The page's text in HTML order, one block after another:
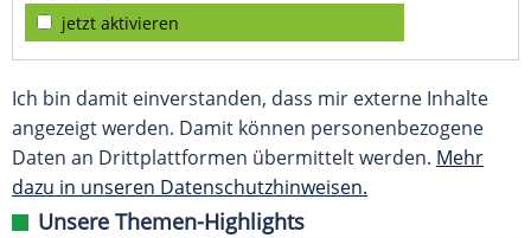
jetzt aktivieren
Ich bin damit einverstanden, dass mir externe Inhalte
angezeigt werden. Damit können personenbezogene
Daten an Drittplattformen übermittelt werden. Mehr
dazu in unseren Datenschutzhinweisen.
Unsere Themen-Highlights